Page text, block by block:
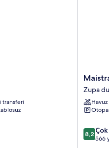
transferi
Maistra
Select
Astarea
Hotel
Zupa
Zupa
Havuz
10
8,2
566